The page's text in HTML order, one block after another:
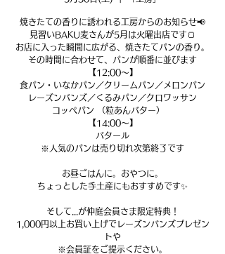
焼きたての香りに誘われる工房からのお知らせ📢
見習いBAKU麦さんが5月は火曜出店です🍞
お店に入った瞬間に広がる、焼きたてパンの香り。
その時間に合わせて、パンが順番に並びます
【12:00～】
食パン・いなかパン／クリームパン／メロンパン
レーズンバンズ／くるみパン／クロワッサン
コッペパン （粒あんバター）
【14:00～】
バタール
※人気のパンは売り切れ次第終了です
お昼ごはんに。おやつに。
ちょっとした手土産にもおすすめです✨
そして...が仲庭会員さま限定特典！
1,000円以上お買い上げでレーズンバンズプレゼン
トや
※会員証をご提示ください。